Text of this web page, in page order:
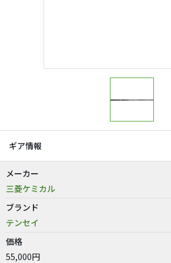
ギア情報
メーカー
三菱ケミカル
ブランド
テンセイ
価格
55,000円